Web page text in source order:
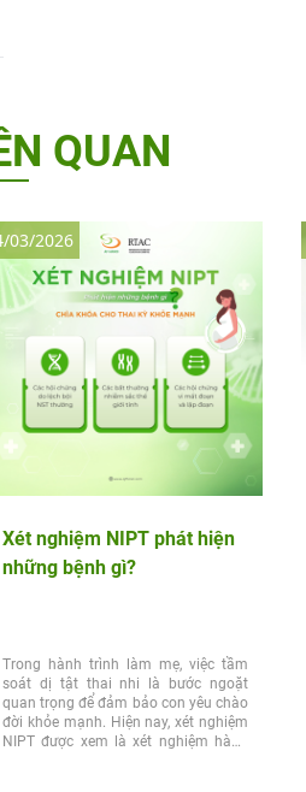
QUAN
Xét nghiệm NIPT phát hiện
những bệnh gì?
Trong hành trình làm mẹ, việc tầm
soát dị tật thai nhi là bước ngoặt
quan trọng để đảm bảo con yêu chào
đời khỏe mạnh. Hiện nay, xét nghiệm
NIPT được xem là xét nghiệm hàng
03/2026